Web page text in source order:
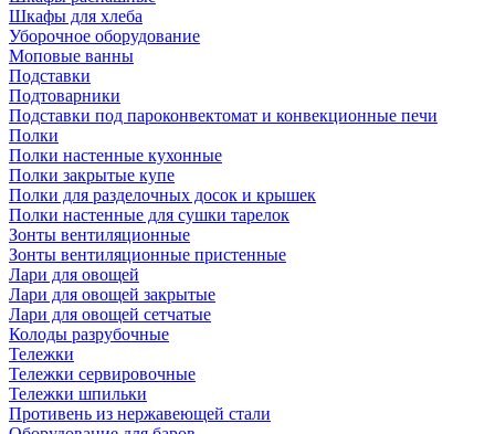
Шкафы для хлеба
Уборочное оборудование
Моповые ванны
Подставки
Подтоварники
Подставки под пароконвектомат и конвекционные печи
Полки
Полки настенные кухонные
Полки закрытые купе
Полки для разделочных досок и крышек
Полки настенные для сушки тарелок
Зонты вентиляционные
Зонты вентиляционные пристенные
Лари для овощей
Лари для овощей закрытые
Лари для овощей сетчатые
Колоды разрубочные
Тележки
Тележки сервировочные
Тележки шпильки
Противень из нержавеющей стали